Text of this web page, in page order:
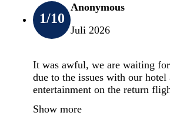
1/10
Anonymous
Juli 2026
It was awful, we are waiting
due to the issues with our hotel
entertainment on the return
Show more